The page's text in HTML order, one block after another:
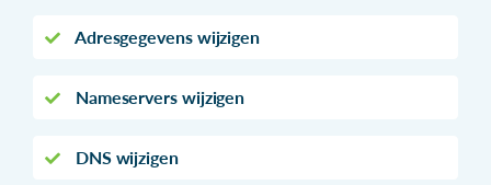
Adresgegevens wijzigen
Nameservers wijzigen
DNS wijzigen